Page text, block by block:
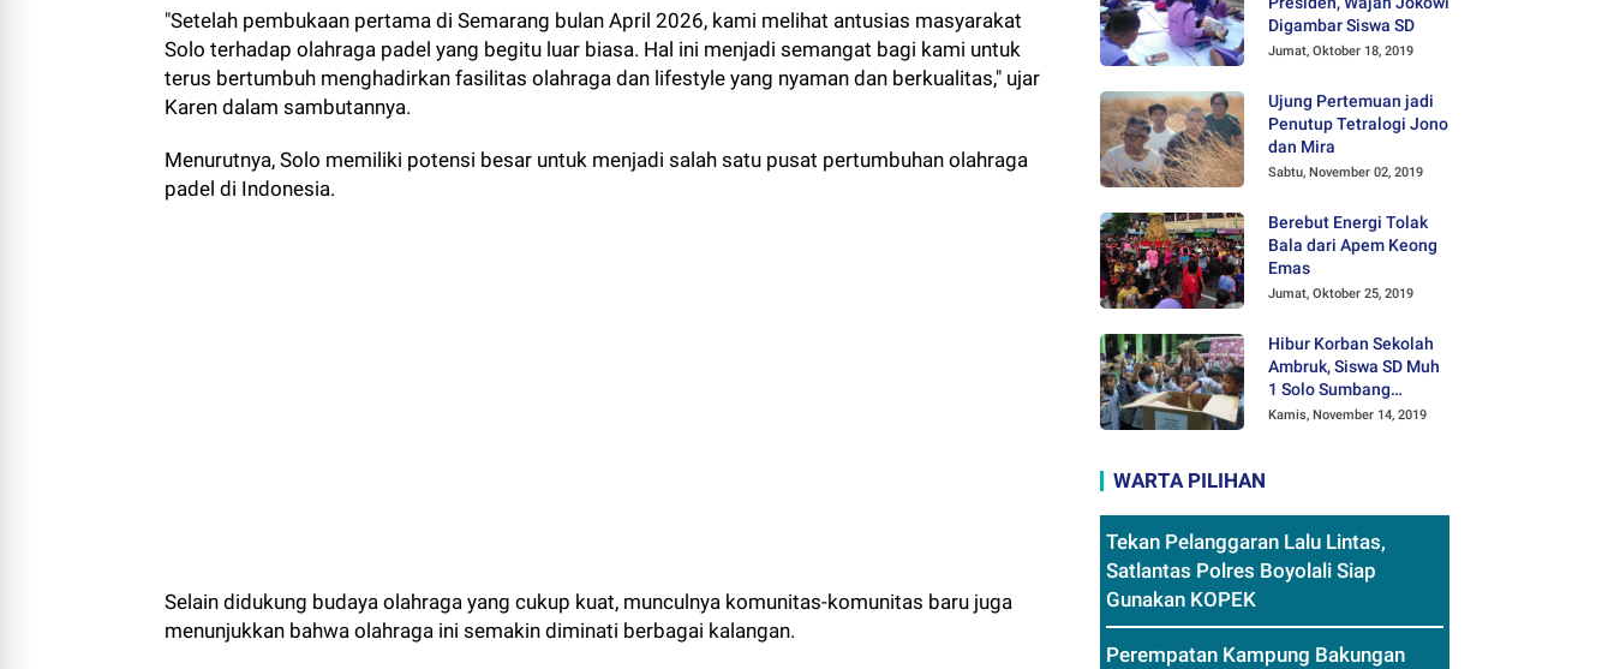
"Setelah pembukaan pertama di Semarang bulan April 2026, kami melihat antusias masyarakat
Solo terhadap olahraga padel yang begitu luar biasa. Hal ini menjadi semangat bagi kami untuk
terus bertumbuh menghadirkan fasilitas olahraga dan lifestyle yang nyaman dan berkualitas," ujar
Karen dalam sambutannya.
Menurutnya, Solo memiliki potensi besar untuk menjadi salah satu pusat pertumbuhan olahraga
padel di Indonesia.
Selain didukung budaya olahraga yang cukup kuat, munculnya komunitas-komunitas baru juga
menunjukkan bahwa olahraga ini semakin diminati berbagai kalangan.
Digambar Siswa SD
Jumat, Oktober 18, 2019
Ujung Pertemuan jadi
Penutup Tetralogi Jono
dan Mira
Sabtu, November 02, 2019
Berebut Energi Tolak
Bala dari Apem Keong
Emas
Jumat, Oktober 25, 2019
Hibur Korban Sekolah
Ambruk, Siswa SD Muh
1 Solo Sumbang
Mainan Othok-othok
Kamis, November 14, 2019
WARTA PILIHAN
Tekan Pelanggaran Lalu Lintas,
Satlantas Polres Boyolali Siap
Gunakan KOPEK
Perempatan Kampung Bakungan